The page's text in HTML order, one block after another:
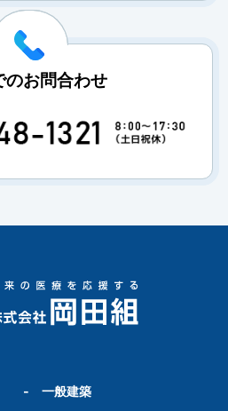
のお問合わせ
-一般建築